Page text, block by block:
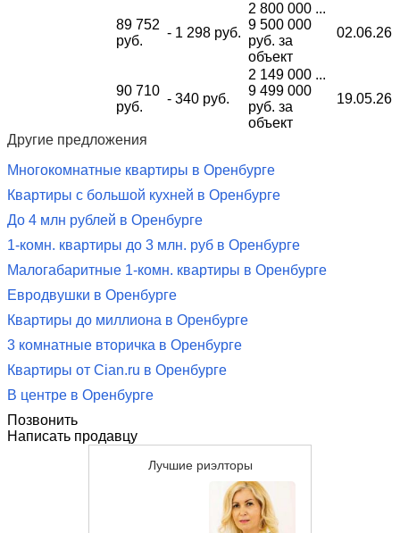
89 752
руб.
- 1 298 руб.
2 800 000 ...
9 500 000
руб. за
объект
02.06.26
90 710
руб.
- 340 руб.
2 149 000 ...
9 499 000
руб. за
объект
19.05.26
Другие предложения
Многокомнатные квартиры в Оренбурге
Квартиры с большой кухней в Оренбурге
До 4 млн рублей в Оренбурге
1-комн. квартиры до 3 млн. руб в Оренбурге
Малогабаритные 1-комн. квартиры в Оренбурге
Евродвушки в Оренбурге
Квартиры до миллиона в Оренбурге
3 комнатные вторичка в Оренбурге
Квартиры от Cian.ru в Оренбурге
В центре в Оренбурге
Позвонить
Написать продавцу
Лучшие риэлторы